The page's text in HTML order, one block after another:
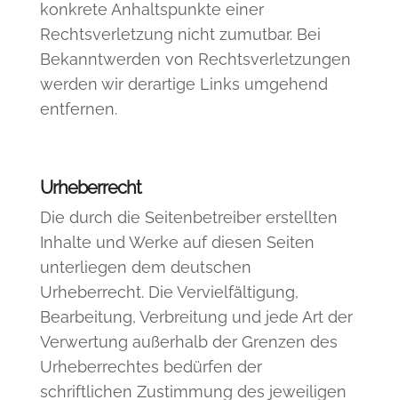
konkrete Anhaltspunkte einer
Rechtsverletzung nicht zumutbar. Bei
Bekanntwerden von Rechtsverletzungen
werden wir derartige Links umgehend
entfernen.
Urheberrecht
Die durch die Seitenbetreiber erstellten
Inhalte und Werke auf diesen Seiten
unterliegen dem deutschen
Urheberrecht. Die Vervielfältigung,
Bearbeitung, Verbreitung und jede Art der
Verwertung außerhalb der Grenzen des
Urheberrechtes bedürfen der
schriftlichen Zustimmung des jeweiligen